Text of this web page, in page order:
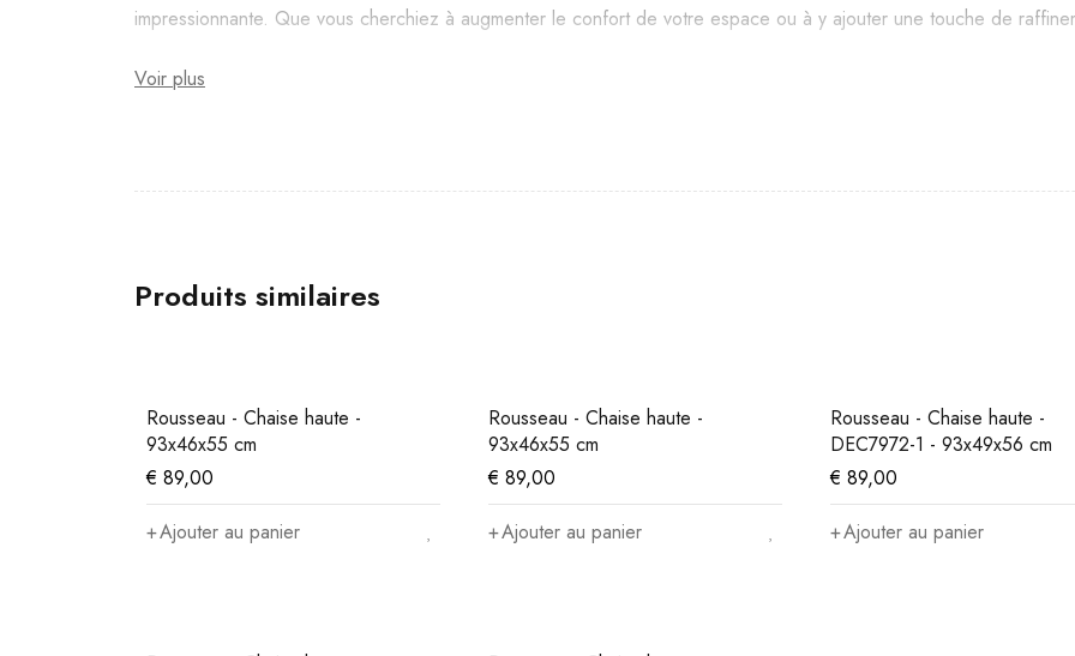
impressionnante. Que vous cherchiez à augmenter le confort de votre espace ou à y ajouter une touche de
Voir plus
Produits similaires
Rousseau - Chaise haute -
93x46x55 cm
€ 89,00
Ajouter au panier
Rousseau - Chaise haute -
93x46x55 cm
€ 89,00
Ajouter au panier
Rousseau - Chaise haute -
DEC7972-1 - 93x49x56 cm
€ 89,00
Ajouter au panier